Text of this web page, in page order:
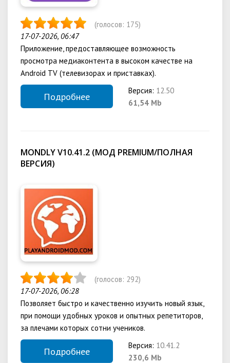
(голосов: 175)
17-07-2026, 06:47
Приложение, предоставляющее возможность
просмотра медиаконтента в высоком качестве на
Android TV (телевизорах и приставках).
Подробнее
Версия: 12.50
61,54 Mb
MONDLY V10.41.2 (МОД PREMIUM/ПОЛНАЯ
ВЕРСИЯ)
(голосов: 292)
17-07-2026, 06:28
Позволяет быстро и качественно изучить новый язык,
при помощи удобных уроков и опытных репетиторов,
за плечами которых сотни учеников.
Подробнее
Версия: 10.41.2
230,6 Mb